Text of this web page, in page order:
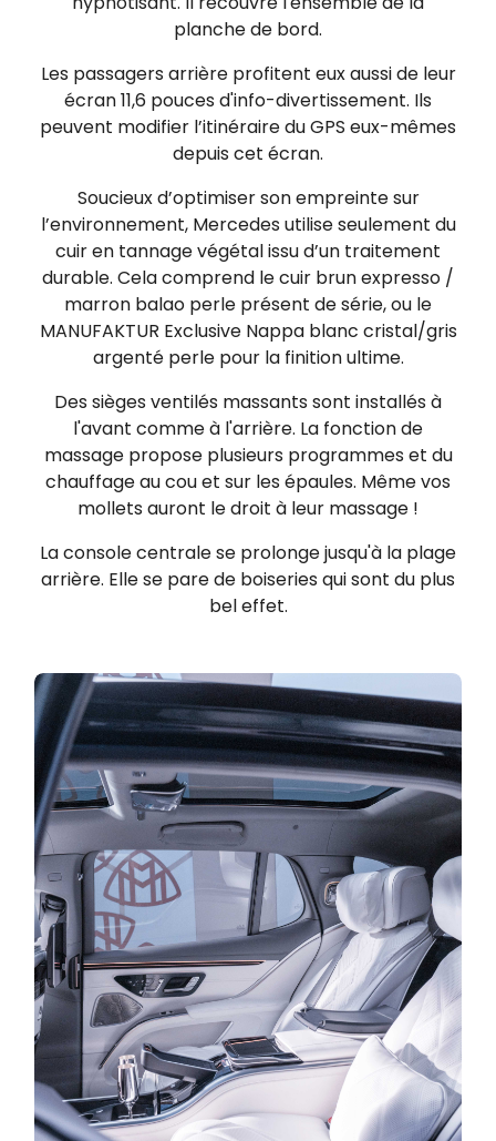
planche de bord.
Les passagers arrière profitent eux aussi de leur
écran 11,6 pouces d'info-divertissement. Ils
peuvent modifier l’itinéraire du GPS eux-mêmes
depuis cet écran.
Soucieux d’optimiser son empreinte sur
l’environnement, Mercedes utilise seulement du
cuir en tannage végétal issu d’un traitement
durable. Cela comprend le cuir brun expresso /
marron balao perle présent de série, ou le
MANUFAKTUR Exclusive Nappa blanc cristal/gris
argenté perle pour la finition ultime.
Des sièges ventilés massants sont installés à
l'avant comme à l'arrière. La fonction de
massage propose plusieurs programmes et du
chauffage au cou et sur les épaules. Même vos
mollets auront le droit à leur massage !
La console centrale se prolonge jusqu'à la plage
arrière. Elle se pare de boiseries qui sont du plus
bel effet.